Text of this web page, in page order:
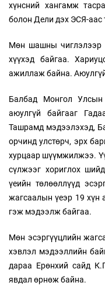
хүнсний хангамж
болон Дели дэх ЭСЯ-
Мөн шашны чиглэлээр
хүүхэд байгаа.
ажиллаж байна.
Балбад Монгол
аюулгүй байгааг
Ташрамд мэдээлэхэд,
орчинд улстөрч, эрх
хурцаар шүүмжилжээ.
сүлжээг хориглох
үеийн төлөөллүүд
жагсаалын үеэр 19 хүн
гэж мэдээлж байгаа.
Мөн эсэргүүцлийн
хэвлэл мэдээллийн
дараа Ерөнхий сайд
явдал өрнөж байна.